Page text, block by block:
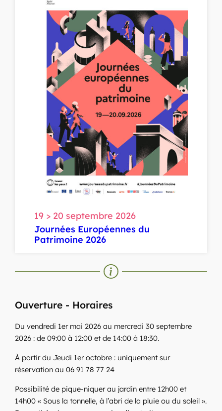
19 > 20 septembre 2026
Journées Européennes du
Patrimoine 2026
Ouverture - Horaires
Du vendredi 1er mai 2026 au mercredi 30 septembre
2026 : de 09:00 à 12:00 et de 14:00 à 18:30.
À partir du Jeudi 1er octobre : uniquement sur
réservation au 06 91 78 77 24
Possibilité de pique-niquer au jardin entre 12h00 et
14h00 « Sous la tonnelle, à l’abri de la pluie ou du soleil ».